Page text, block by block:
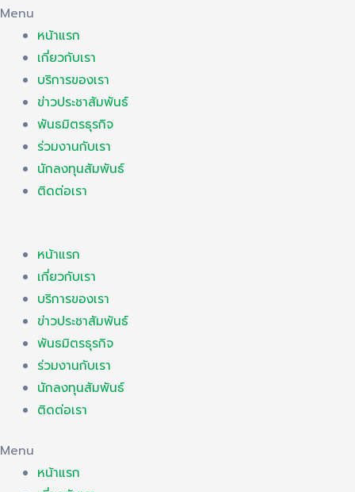
Menu
หน้าแรก
เกี่ยวกับเรา
บริการของเรา
ข่าวประชาสัมพันธ์
พันธมิตรธุรกิจ
ร่วมงานกับเรา
นักลงทุนสัมพันธ์
ติดต่อเรา
หน้าแรก
เกี่ยวกับเรา
บริการของเรา
ข่าวประชาสัมพันธ์
พันธมิตรธุรกิจ
ร่วมงานกับเรา
นักลงทุนสัมพันธ์
ติดต่อเรา
Menu
หน้าแรก